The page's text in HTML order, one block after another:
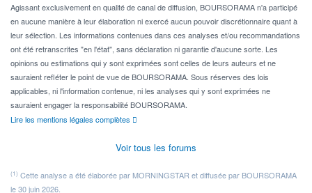
Agissant exclusivement en qualité de canal de diffusion, BOURSORAMA n'a participé
en aucune manière à leur élaboration ni exercé aucun pouvoir discrétionnaire quant à
leur sélection. Les informations contenues dans ces analyses et/ou recommandations
ont été retranscrites "en l'état", sans déclaration ni garantie d'aucune sorte. Les
opinions ou estimations qui y sont exprimées sont celles de leurs auteurs et ne
sauraient refléter le point de vue de BOURSORAMA. Sous réserves des lois
applicables, ni l'information contenue, ni les analyses qui y sont exprimées ne
sauraient engager la responsabilité BOURSORAMA.
Lire les mentions légales complètes
Voir tous les forums
(1) Cette analyse a été élaborée par MORNINGSTAR et diffusée par BOURSORAMA
le 30 juin 2026.